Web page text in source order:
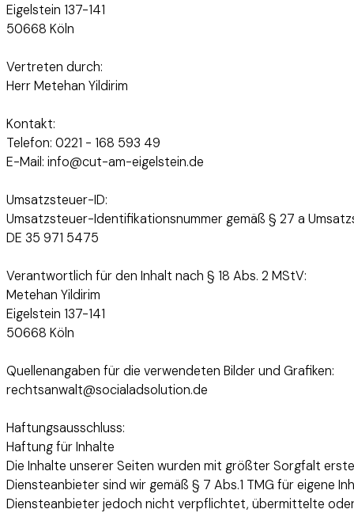
Eigelstein 137-141
50668 Köln
Vertreten durch:
Herr Metehan Yildirim
Kontakt:
Telefon: 0221 - 168 593 49
E-Mail: info@cut-am-eigelstein.de
Umsatzsteuer-ID:
Umsatzsteuer-Identifikationsnummer gemäß § 27 a
DE 35 971 5475
Verantwortlich für den Inhalt nach § 18 Abs. 2 MStV:
Metehan Yildirim
Eigelstein 137-141
50668 Köln
Quellenangaben für die verwendeten Bilder und Grafiken:
rechtsanwalt@socialadsolution.de
Haftungsausschluss:
Haftung für Inhalte
Die Inhalte unserer Seiten wurden mit größter Sorgfalt
Diensteanbieter sind wir gemäß § 7 Abs.1 TMG für eigene
Diensteanbieter jedoch nicht verpflichtet, übermittelte